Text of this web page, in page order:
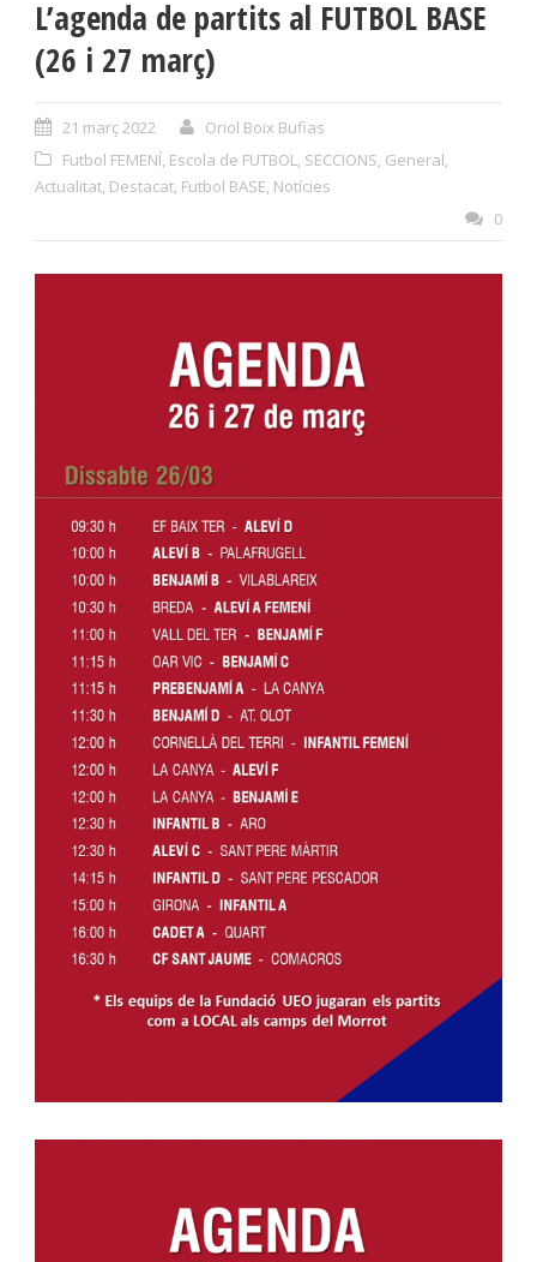
L’agenda de partits al FUTBOL BASE
(26 i 27 març)
21 març 2022
Oriol Boix Bufias
Futbol FEMENÍ, Escola de FUTBOL, SECCIONS, General,
Actualitat, Destacat, Futbol BASE, Notícies
0